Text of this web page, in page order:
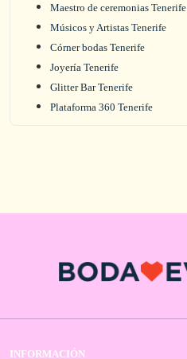
Maestro de ceremonias Tenerife
Músicos y Artistas Tenerife
Córner bodas Tenerife
Joyería Tenerife
Glitter Bar Tenerife
Plataforma 360 Tenerife
INFORMACIÓN